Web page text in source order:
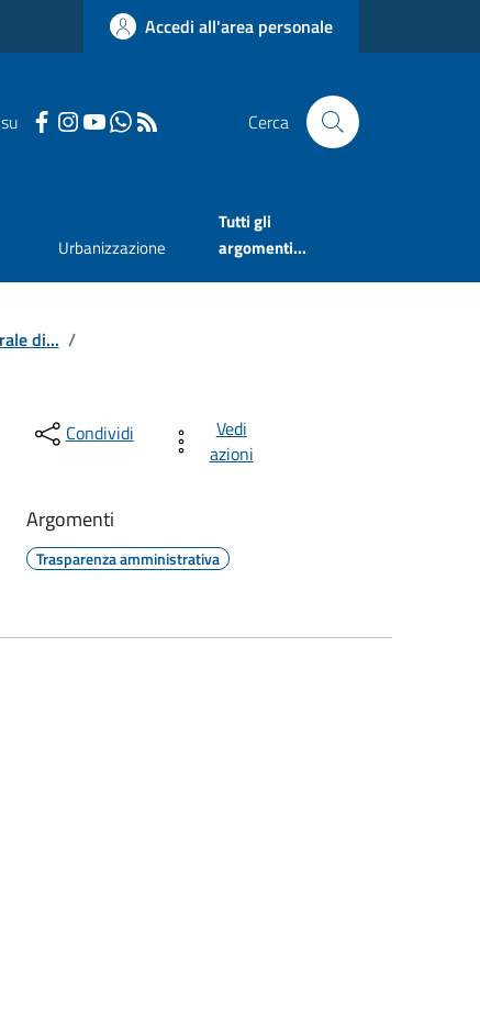
Accedi all'area personale
Cerca
Urbanizzazione
Tutti gli
argomenti...
di... /
Condividi
Vedi
azioni
Argomenti
Trasparenza amministrativa